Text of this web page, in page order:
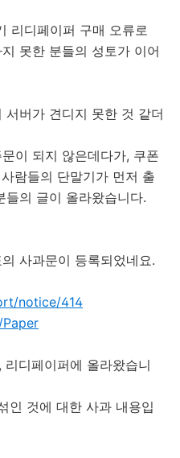
리디페이퍼 구매 오류로
못한 분들의 성토가 이어
버가 견디지 못한 것 같더
이 되지 않은데다가, 쿠폰
람들의 단말기가 먼저 출
의 글이 올라왔습니다.
사과문이 등록되었네요.
notice/414
디페이퍼에 올라왔습니
인 것에 대한 사과 내용입